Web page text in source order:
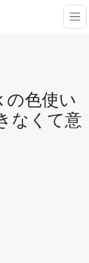
の色使い
なくて意